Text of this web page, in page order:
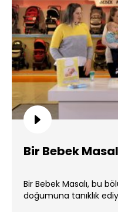
Bir Bebek
Bir Bebek Masalı, bu
doğumuna tanıklık